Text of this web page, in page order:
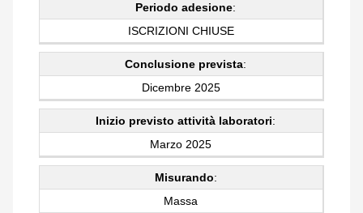
Periodo adesione:
ISCRIZIONI CHIUSE
Conclusione prevista:
Dicembre 2025
Inizio previsto attività laboratori:
Marzo 2025
Misurando:
Massa